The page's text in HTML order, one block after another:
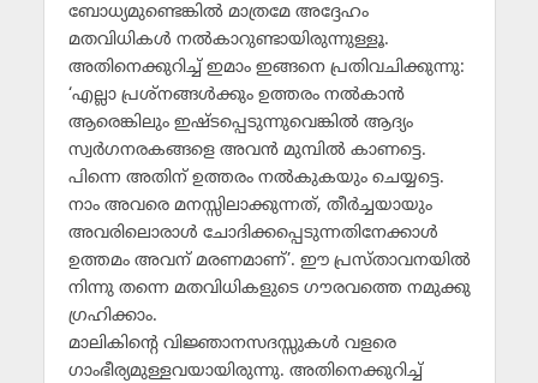
ബോധ്യമുണ്ടെങ്കില്‍ മാത്രമേ അദ്ദേഹം
മതവിധികള്‍ നല്‍കാറുണ്ടായിരുന്നുള്ളൂ.
അതിനെക്കുറിച്ച് ഇമാം ഇങ്ങനെ പ്രതിവചിക്കുന്നു:
‘എല്ലാ പ്രശ്‌നങ്ങള്‍ക്കും ഉത്തരം നല്‍കാന്‍
ആരെങ്കിലും ഇഷ്ടപ്പെടുന്നുവെങ്കില്‍ ആദ്യം
സ്വര്‍ഗനരകങ്ങളെ അവന്‍ മുമ്പില്‍ കാണട്ടെ.
പിന്നെ അതിന് ഉത്തരം നല്‍കുകയും ചെയ്യട്ടെ.
നാം അവരെ മനസ്സിലാക്കുന്നത്, തീര്‍ച്ചയായും
അവരിലൊരാള്‍ ചോദിക്കപ്പെടുന്നതിനേക്കാള്‍
ഉത്തമം അവന് മരണമാണ്’. ഈ പ്രസ്താവനയില്‍
നിന്നു തന്നെ മതവിധികളുടെ ഗൗരവത്തെ നമുക്കു
ഗ്രഹിക്കാം.
മാലികിന്റെ വിജ്ഞാനസദസ്സുകള്‍ വളരെ
ഗാംഭീര്യമുള്ളവയായിരുന്നു. അതിനെക്കുറിച്ച്